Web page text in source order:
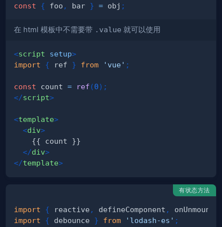
const
{ foo , bar } = obj ;
在 html 模板中不需要带 .value 就可以使用
<script setup>
import
{ ref } from 'vue' ;
const count = ref (0) ;
</script>
<template>
<div>
</div>
</template>
有状态方法
import { reactive , defineComponent ,
import
{ debounce } from 'lodash-es' ;